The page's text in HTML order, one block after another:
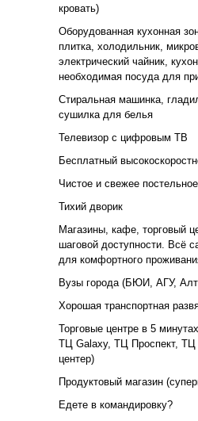
кровать)
Оборудованная кухонная
плитка, холодильник,
электрический чайник,
необходимая посуда для
Стиральная машинка,
сушилка для белья
Телевизор с цифровым ТВ
Бесплатный
Чистое и свежее
Тихий дворик
Магазины, кафе, торговый
шаговой доступности. Всё
для комфортного
Вузы города (БЮИ, АГУ,
Хорошая транспортная
Торговые центре в 5
ТЦ Galaxy, ТЦ Проспект,
центер)
Продуктовый магазин
Едете в командировку?